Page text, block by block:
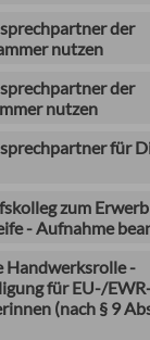
der
nutzen
der
nutzen
für
zum
- Aufnahme
Handwerksrolle -
für EU-/
(nach § 9